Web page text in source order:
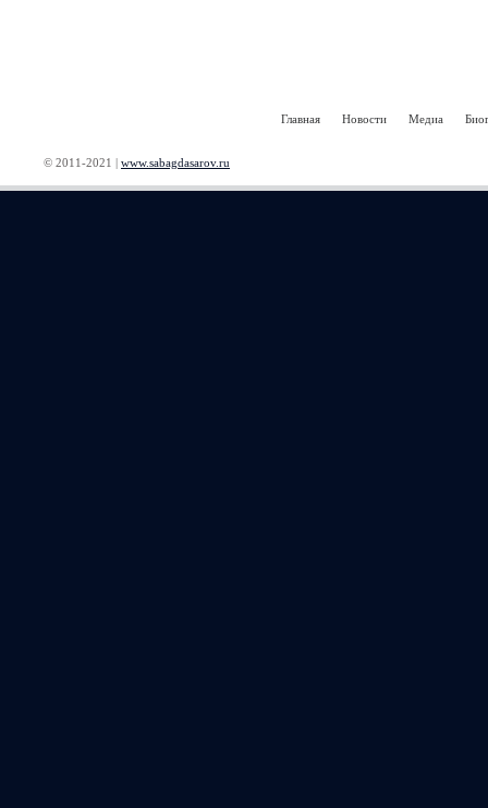
Главная Новости Медиа
© 2011-2021 | www.sabagdasarov.ru